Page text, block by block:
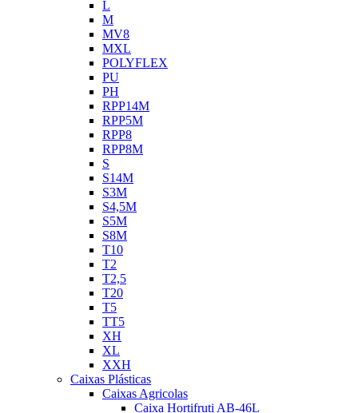
L
M
MV8
MXL
POLYFLEX
PU
PH
RPP14M
RPP5M
RPP8
RPP8M
S
S14M
S3M
S4,5M
S5M
S8M
T10
T2
T2,5
T20
T5
TT5
XH
XL
XXH
Caixas Plásticas
Caixas Agricolas
Caixa Hortifruti AB-46L